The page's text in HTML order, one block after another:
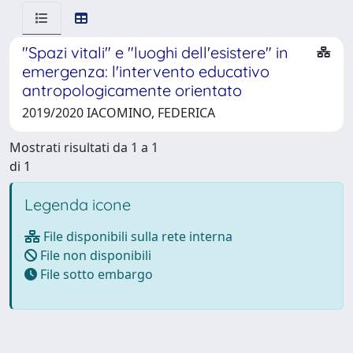
"Spazi vitali" e "luoghi dell'esistere" in
emergenza: l'intervento educativo
antropologicamente orientato
2019/2020 IACOMINO, FEDERICA
Mostrati risultati da 1 a 1
di 1
Legenda icone
File disponibili sulla rete interna
File non disponibili
File sotto embargo